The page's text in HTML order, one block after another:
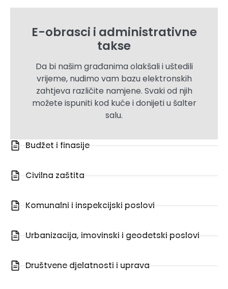
E-obrasci i administrativne
takse
Da bi našim građanima olakšali i uštedili
vrijeme, nudimo vam bazu elektronskih
zahtjeva različite namjene. Svaki od njih
možete ispuniti kod kuće i donijeti u šalter
salu.
Budžet i finasije
Civilna zaštita
Komunalni i inspekcijski poslovi
Urbanizacija, imovinski i geodetski poslovi
Društvene djelatnosti i uprava